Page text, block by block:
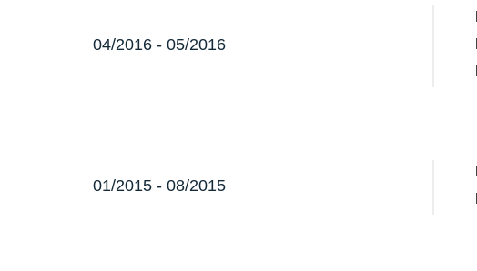
04/2016 - 05/2016
01/2015 - 08/2015